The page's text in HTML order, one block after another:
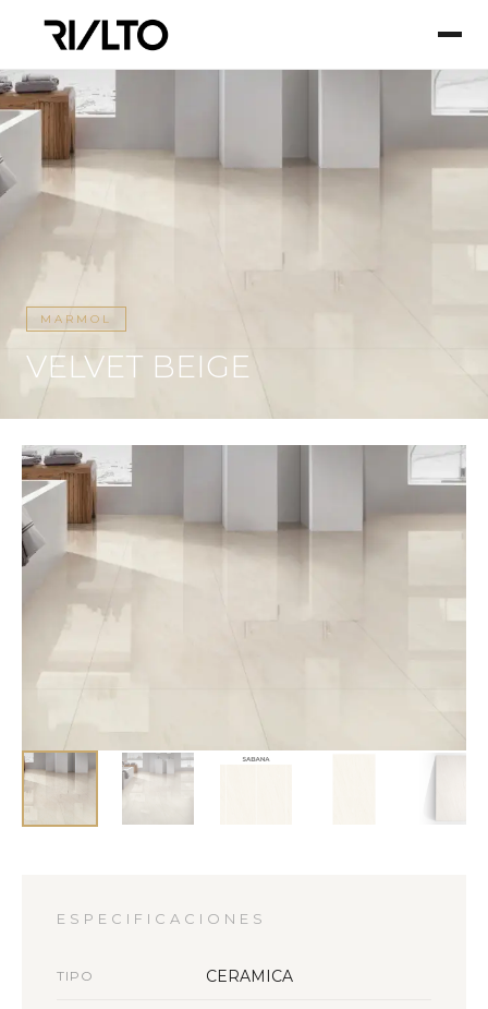
MARMOL
VELVET BEIGE
ESPECIFICACIONES
TIPO CERAMICA